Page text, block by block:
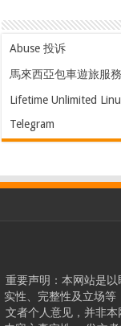
Abuse 投诉
馬來西亞包車遊旅服務
Lifetime Unlimited
Telegram
重要声明：本网站是
实性、完整性及立场
文者个人意见，并非